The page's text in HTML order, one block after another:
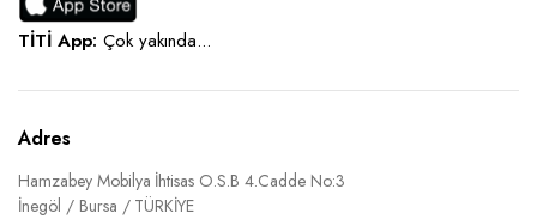
TİTİ App: Çok yakında...
Adres
Hamzabey Mobilya İhtisas O.S.B 4.Cadde No:3
İnegöl / Bursa / TÜRKİYE